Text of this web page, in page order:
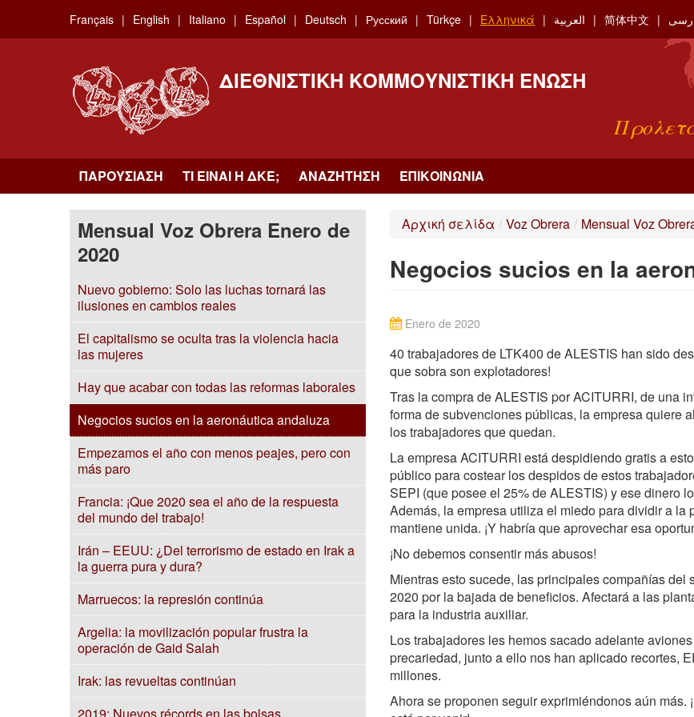
main
Français English Italiano Español Deutsch Русский Türkçe Ελληνικά العربية 简体中文
ΔΙΕΘΝΙΣΤΙΚΉ ΚΟΜΜΟΥΝΙΣΤΙΚΉ ΈΝΩΣΗ
ΠΑΡΟΥΣΊΑΣΗ ΤΙ ΕΊΝΑΙ Η ΔKΕ; ΑΝΑΖΉΤΗΣΗ ΕΠΙΚΟΙΝΩΝΊΑ
Mensual Voz Obrera Enero de
2020
Nuevo gobierno: Solo las luchas tornará las
ilusiones en cambios reales
El capitalismo se oculta tras la violencia hacia
las mujeres
Hay que acabar con todas las reformas laborales
Negocios sucios en la aeronáutica andaluza
Empezamos el año con menos peajes, pero con
más paro
Francia: ¡Que 2020 sea el año de la respuesta
del mundo del trabajo!
Irán – EEUU: ¿Del terrorismo de estado en Irak a
la guerra pura y dura?
Marruecos: la represión continúa
Argelia: la movilización popular frustra la
operación de Gaid Salah
Irak: las revueltas continúan
Αρχική σελίδα / Voz Obrera / Mensual Voz
Negocios sucios en la
Enero de 2020
40 trabajadores de LTK400 de ALESTIS han sido
que sobra son explotadores!
Tras la compra de ALESTIS por ACITURRI, de una
forma de subvenciones públicas, la empresa quiere
los trabajadores que quedan.
La empresa ACITURRI está despidiendo gratis a
público para costear los despidos de estos
SEPI (que posee el 25% de ALESTIS) y ese dinero
Además, la empresa utiliza el miedo para dividir a
mantiene unida. ¡Y habría que aprovechar esa
¡No debemos consentir más abusos!
Mientras esto sucede, las principales compañías del
2020 por la bajada de beneficios. Afectará a las
para la industria auxiliar.
Los trabajadores les hemos sacado adelante
precariedad, junto a ello nos han aplicado recortes,
millones.
Ahora se proponen seguir exprimiéndonos aún